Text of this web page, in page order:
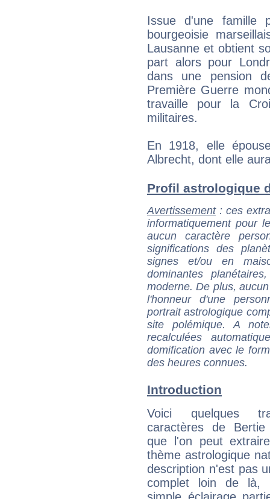
Issue d'une famille
bourgeoisie
Lausanne et obtient
part alors pour
dans une pension
Première Guerre
travaille pour la
militaires.
En 1918, elle
Albrecht, dont elle
Profil astrologique
Avertissement: ces
informatiquement pour
aucun caractère
significations des
signes et/ou en
dominantes
moderne. De plus,
l'honneur d'une
portrait astrologique
site polémique. A
recalculées
domification avec le
des heures connues.
Introduction
Voici quelques
caractères de Bertie
que l'on peut
thème astrologique
description n'est pas
complet loin de là,